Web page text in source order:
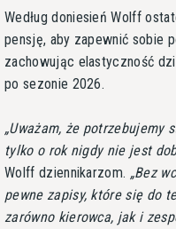
Według doniesień Wolff
pensję, aby zapewnić sobie
zachowując elastyczność
po sezonie 2026.
Uważam, że potrzebujemy
tylko o rok nigdy nie jest
Wolff dziennikarzom.
Bez
pewne zapisy, które się do
zarówno kierowca, jak i